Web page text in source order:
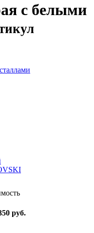
с белыми
руб.